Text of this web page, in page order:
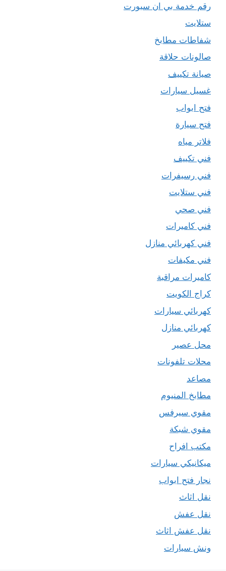
رقم خدمة بي ان سبورت
ستلايت
شفاطات مطابخ
صالونات حلاقة
صيانة تكييف
غسيل سيارات
فتح ابواب
فتح سيارة
فلاتر مياه
فني تكييف
فني رسيفرات
فني ستلايت
فني صحي
فني كاميرات
فني كهربائي منازل
فني مكيفات
كاميرات مراقبة
كراج الكويت
كهربائي سيارات
كهربائي منازل
محل عصير
محلات تلفونات
مصاعد
مطابخ المنيوم
مقوي سيرفس
مقوي شبكة
مكتب افراح
ميكانيكي سيارات
نجار فتح ابواب
نقل اثاث
نقل عفش
نقل عفش اثاث
ونش سيارات